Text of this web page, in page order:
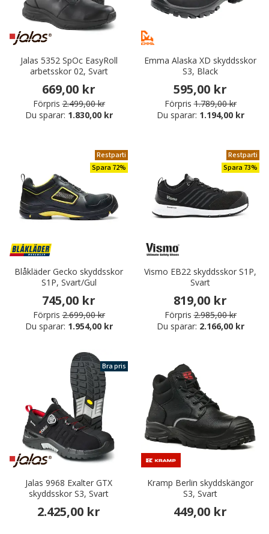
Jalas 5352 SpOc EasyRoll
arbetsskor 02, Svart
669,00 kr
Förpris 2.499,00 kr
Du sparar: 1.830,00 kr
Emma Alaska XD skyddsskor
S3, Black
595,00 kr
Förpris 1.789,00 kr
Du sparar: 1.194,00 kr
Restparti
Spara 72%
Blåkläder Gecko skyddsskor
S1P, Svart/Gul
745,00 kr
Förpris 2.699,00 kr
Du sparar: 1.954,00 kr
Restparti
Spara 73%
Vismo EB22 skyddsskor S1P,
Svart
819,00 kr
Förpris 2.985,00 kr
Du sparar: 2.166,00 kr
Bra pris
Jalas 9968 Exalter GTX
skyddsskor S3, Svart
2.425,00 kr
Kramp Berlin skyddskängor
S3, Svart
449,00 kr